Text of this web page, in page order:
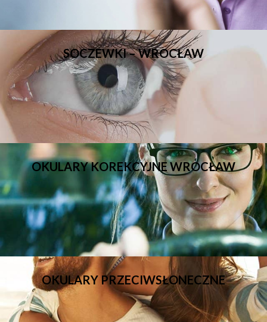
SOCZEWKI – WROCŁAW
OKULARY KOREKCYJNE WROCŁAW
OKULARY PRZECIWSŁONECZNE